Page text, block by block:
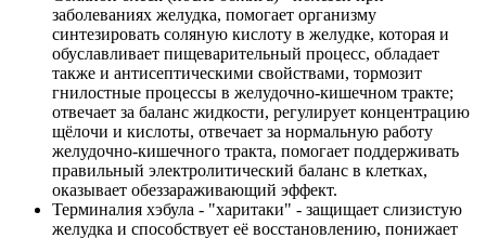
заболеваниях желудка, помогает организму
синтезировать соляную кислоту в желудке, которая и
обуславливает пищеварительный процесс, обладает
также и антисептическими свойствами, тормозит
гнилостные процессы в желудочно-кишечном тракте;
отвечает за баланс жидкости, регулирует концентрацию
щёлочи и кислоты, отвечает за нормальную работу
желудочно-кишечного тракта, помогает поддерживать
правильный электролитический баланс в клетках,
оказывает обеззараживающий эффект.
Терминалия хэбула - "харитаки" - защищает слизистую
желудка и способствует её восстановлению, понижает